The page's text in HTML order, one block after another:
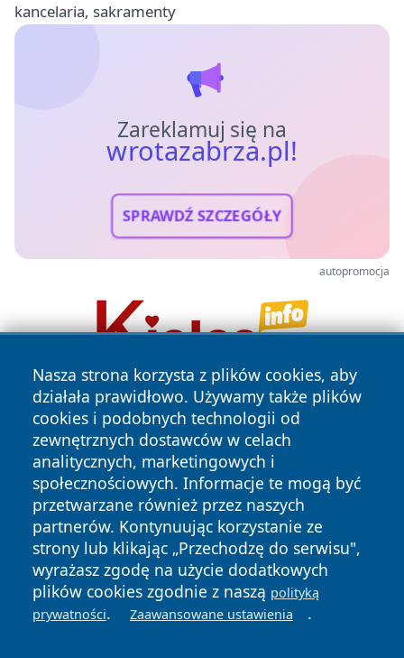
kancelaria, sakramenty
Zareklamuj się na
wrotazabrza.pl!
SPRAWDŹ SZCZEGÓŁY
autopromocja
Nasza strona korzysta z plików cookies, aby
działała prawidłowo. Używamy także plików
cookies i podobnych technologii od
zewnętrznych dostawców w celach
analitycznych, marketingowych i
społecznościowych. Informacje te mogą być
przetwarzane również przez naszych
partnerów. Kontynuując korzystanie ze
strony lub klikając „Przechodzę do serwisu",
wyrażasz zgodę na użycie dodatkowych
plików cookies zgodnie z naszą polityką
prywatności. Zaawansowane ustawienia .
Copyright © 2026 wrotazabrza.pl Wszystkie prawa
zastrzeżone.
News Autorzy
Polityka
Prywatności
Polityka
Cookies